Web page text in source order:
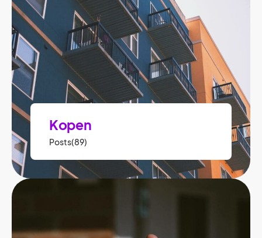
Kopen
Posts(89)